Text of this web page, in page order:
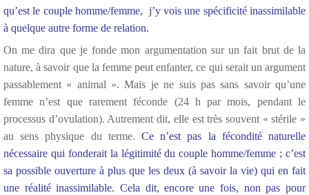
qu’est le couple homme/femme, j’y vois une spécificité inassimilable
à quelque autre forme de relation.
On me dira que je fonde mon argumentation sur un fait brut de la
nature, à savoir que la femme peut enfanter, ce qui serait un argument
passablement « animal ». Mais je ne suis pas sans savoir qu’une
femme n’est que rarement féconde (24 h par mois, pendant le
processus d’ovulation). Autrement dit, elle est très souvent « stérile »
au sens physique du terme. Ce n’est pas la fécondité naturelle
nécessaire qui fonderait la légitimité du couple homme/femme ; c’est
sa possible ouverture à plus que les deux (à savoir la vie) qui en fait
une réalité inassimilable. Cela dit, encore une fois, non pas pour